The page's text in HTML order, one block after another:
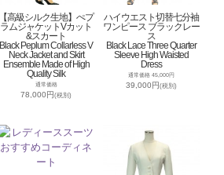
【高級シルク生地】ぺプ
ラムジャケットVカット
&スカート
Black Peplum Collarless V
Neck Jacket and Skirt
Ensemble Made of High
Quality Silk
通常価格
78,000円(税別)
ハイウエスト切替七分袖
ワンピース ブラックレー
ス
Black Lace Three Quarter
Sleeve High Waisted
Dress
通常価格 45,000円
39,000円(税別)